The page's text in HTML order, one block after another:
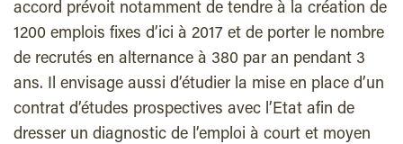
accord prévoit notamment de tendre à la création de
1200 emplois fixes d’ici à 2017 et de porter le nombre
de recrutés en alternance à 380 par an pendant 3
ans. Il envisage aussi d’étudier la mise en place d’un
contrat d’études prospectives avec l’Etat afin de
dresser un diagnostic de l’emploi à court et moyen